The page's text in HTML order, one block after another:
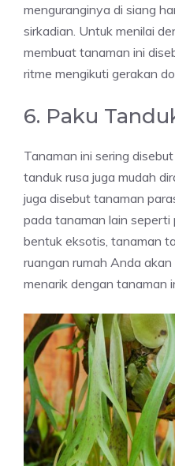
menguranginya di siang
sirkadian. Untuk menilai
membuat tanaman ini
ritme mengikuti gerakan
6. Paku
Tanaman ini sering
tanduk rusa juga mudah
juga disebut tanaman
pada tanaman lain seperti
bentuk eksotis, tanaman
ruangan rumah Anda
menarik dengan tanaman